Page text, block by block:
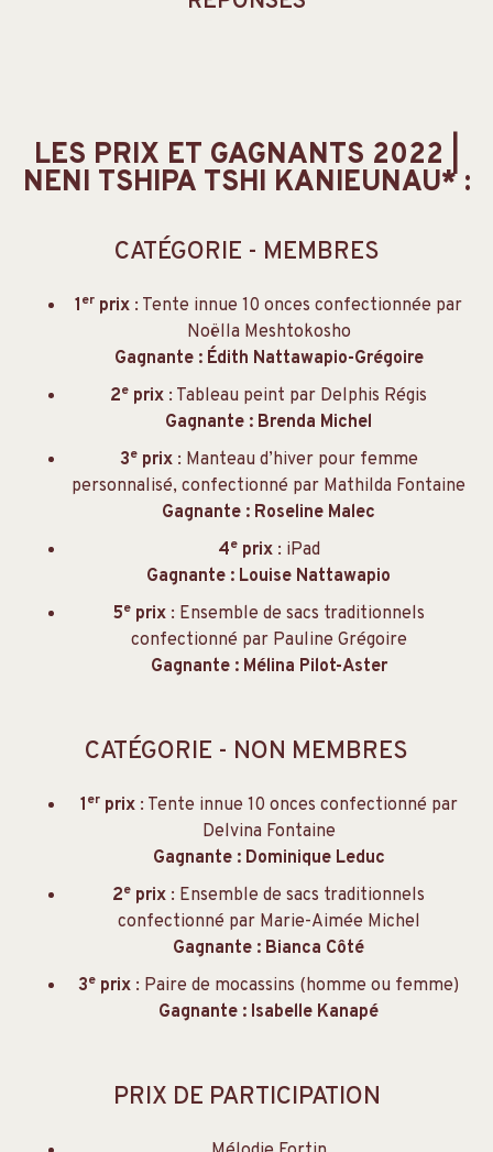
LES PRIX ET GAGNANTS 2022 |
NENI TSHIPA TSHI KANIEUNAU* :
CATÉGORIE - MEMBRES
1er prix : Tente innue 10 onces confectionnée par
Noëlla Meshtokosho
Gagnante : Édith Nattawapio-Grégoire
2e prix : Tableau peint par Delphis Régis
Gagnante : Brenda Michel
3eprix: Manteau d’hiver pour femme
personnalisé, confectionné par Mathilda Fontaine
Gagnante : Roseline Malec
4eprix: iPad
Gagnante : Louise Nattawapio
5eprix: Ensemble de sacs traditionnels
confectionné par Pauline Grégoire
Gagnante : Mélina Pilot-Aster
CATÉGORIE - NON MEMBRES
1erprix: Tente innue 10 onces confectionné par
Delvina Fontaine
Gagnante : Dominique Leduc
2e prix : Ensemble de sacs traditionnels
confectionné par Marie-Aimée Michel
Gagnante : Bianca Côté
3e prix : Paire de mocassins (homme ou femme)
Gagnante : Isabelle Kanapé
PRIX DE PARTICIPATION